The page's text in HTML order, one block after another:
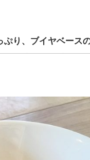
り、ブイヤベース